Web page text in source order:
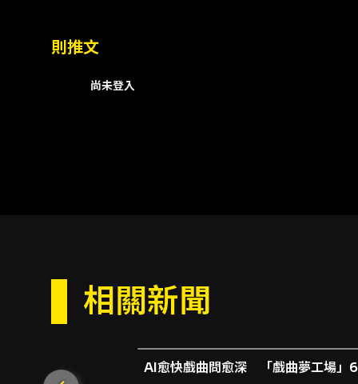
則推文
尚未登入
相關新聞
AI愈快戲曲問愈深 「戲曲夢工場」